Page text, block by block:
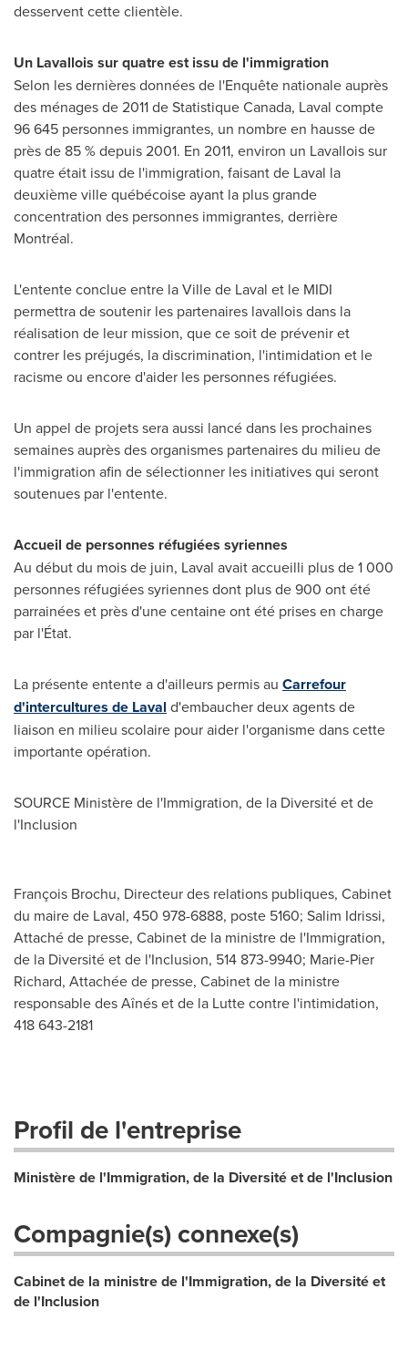
desservent cette clientèle.
Un Lavallois sur quatre est issu de l'immigration
Selon les dernières données de l'Enquête nationale auprès
des ménages de 2011 de Statistique Canada, Laval compte
96 645 personnes immigrantes, un nombre en hausse de
près de 85 % depuis 2001. En 2011, environ un Lavallois sur
quatre était issu de l'immigration, faisant de Laval la
deuxième ville québécoise ayant la plus grande
concentration des personnes immigrantes, derrière
Montréal.
L'entente conclue entre laVille de Laval et le MIDI
permettra de soutenir les partenaires lavallois dans la
réalisation de leur mission, que ce soit de prévenir et
contrer les préjugés, la discrimination, l'intimidation et le
racisme ou encore d'aider les personnes réfugiées.
Un appel de projets sera aussi lancé dans les prochaines
semaines auprès des organismes partenaires du milieu de
l'immigration afin de sélectionner les initiatives qui seront
soutenues par l'entente.
Accueil de personnes réfugiées syriennes
Au début du mois de juin, Laval avait accueilli plus de 1 000
personnes réfugiées syriennes dont plus de 900 ont été
parrainées et près d'une centaine ont été prises en charge
par l'État.
La présente entente a d'ailleurs permis au Carrefour
d'intercultures de Laval d'embaucher deux agents de
liaison en milieu scolaire pour aider l'organisme dans cette
importante opération.
SOURCE Ministère de l'Immigration, de la Diversité et de
l'Inclusion
François Brochu, Directeur des relations publiques, Cabinet
du maire de Laval, 450 978-6888, poste 5160; Salim Idrissi,
Attaché de presse, Cabinet de la ministre de l'Immigration,
de la Diversité et de l'Inclusion, 514 873-9940; Marie-Pier
Richard, Attachée de presse, Cabinet de la ministre
responsable des Aînés et de la Lutte contre l'intimidation,
418 643-2181
Profil de l'entreprise
Ministère de l'Immigration, de la Diversité et de l'Inclusion
Compagnie(s) connexe(s)
Cabinet de la ministre de l'Immigration, de la Diversité et
de l'Inclusion